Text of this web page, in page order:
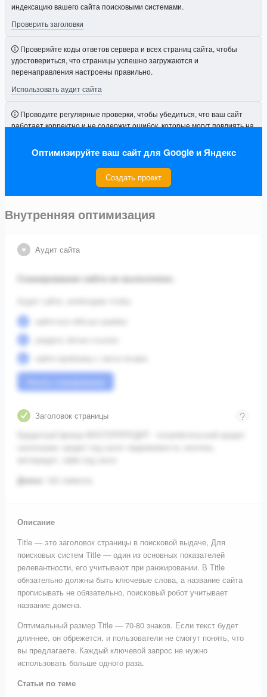
индексацию вашего сайта поисковыми системами.
Проверить заголовки
Проверяйте коды ответов сервера и всех страниц сайта, чтобы
удостовериться, что страницы успешно загружаются и
перенаправления настроены правильно.
Использовать аудит сайта
Проводите регулярные проверки, чтобы убедиться, что ваш сайт
работает корректно и не содержит ошибок, которые могут повлиять на
Подключить проект
Оптимизируйте ваш сайт для Google и Яндекс
Создать проект
Внутренняя оптимизация
Аудит сайта
Сканирование сайта не выполнено.
Заголовок страницы
Длина:
Описание
Title — это заголовок страницы в поисковой выдаче, Для
поисковых систем Title — один из основных показателей
релевантности, его учитывают при ранжировании. В Title
обязательно должны быть ключевые слова, а название сайта
прописывать не обязательно, поисковый робот учитывает
название домена.
Оптимальный размер Title — 70-80 знаков. Если текст будет
длиннее, он обрежется, и пользователи не смогут понять, что
вы предлагаете. Каждый ключевой запрос не нужно
использовать больше одного раза.
Статьи по теме